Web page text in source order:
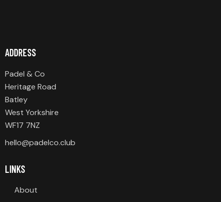
ADDRESS
Padel & Co
Heritage Road
Batley
West Yorkshire
WF17 7NZ
hello@padelco.club
LINKS
About